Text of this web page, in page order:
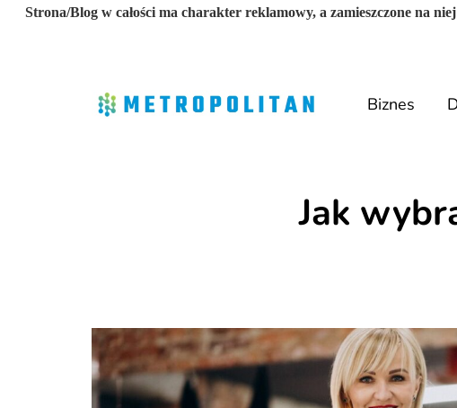
Strona/Blog w całości ma charakter reklamowy, a zamieszczone na
Biznes
Jak